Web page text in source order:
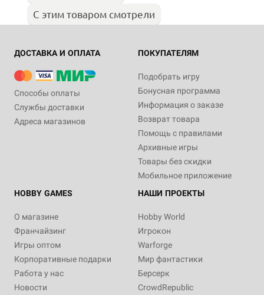
С этим товаром смотрели
ДОСТАВКА И ОПЛАТА
Способы оплаты
Службы доставки
Адреса магазинов
ПОКУПАТЕЛЯМ
Подобрать игру
Бонусная программа
Информация о заказе
Возврат товара
Помощь с правилами
Архивные игры
Товары без скидки
Мобильное приложение
HOBBY GAMES
О магазине
Франчайзинг
Игры оптом
Корпоративные подарки
Работа у нас
Новости
НАШИ ПРОЕКТЫ
Hobby World
Игрокон
Warforge
Мир фантастики
Берсерк
CrowdRepublic